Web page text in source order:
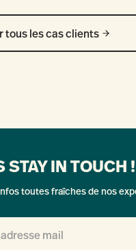
tous les cas clients
STAY IN TOUCH !
toutes fraîches de nos